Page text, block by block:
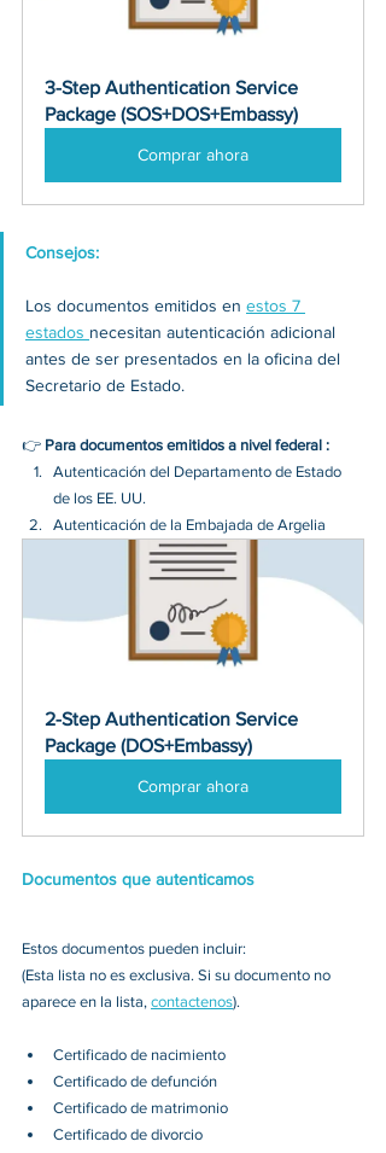
3-Step Authentication Service
Package (SOS+DOS+Embassy)
Comprar ahora
Consejos:
Los documentos emitidos en estos 7
estados necesitan autenticación adicional
antes de ser presentados en la oficina del
Secretario de Estado.
👉 Para documentos emitidos a nivel federal :
Autenticación del Departamento de Estado
de los EE. UU.
Autenticación de la Embajada de Argelia
2-Step Authentication Service
Package (DOS+Embassy)
Comprar ahora
Documentos que autenticamos
Estos documentos pueden incluir:
(Esta lista no es exclusiva. Si su documento no
aparece en la lista, contactenos).
Certificado de nacimiento
Certificado de defunción
Certificado de matrimonio
Certificado de divorcio